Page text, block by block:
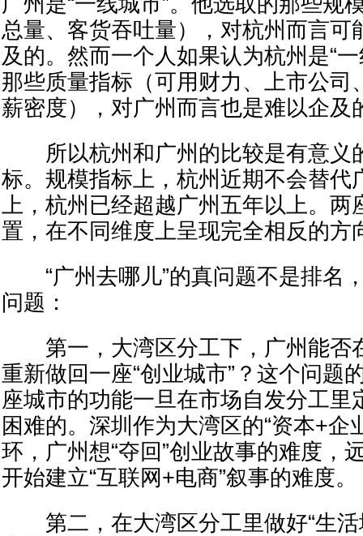
总量、客货吞吐量），对杭州而言可
及的。然而一个人如果认为杭州是“
那些质量指标（可用财力、上市公司
薪密度），对广州而言也是难以企及
所以杭州和广州的比较是有意义
标。规模指标上，杭州近期不会替代
上，杭州已经超越广州五年以上。两
置，在不同维度上呈现完全相反的方
“广州去哪儿”的真问题不是排名
问题：
第一，大湾区分工下，广州能否
重新做回一座“创业城市”？这个问题
座城市的功能一旦在市场自发分工里
困难的。深圳作为大湾区的“资本+企
环，广州想“夺回”创业故事的难度，
开始建立“互联网+电商”叙事的难度。
第二，在大湾区分工里做好“生活